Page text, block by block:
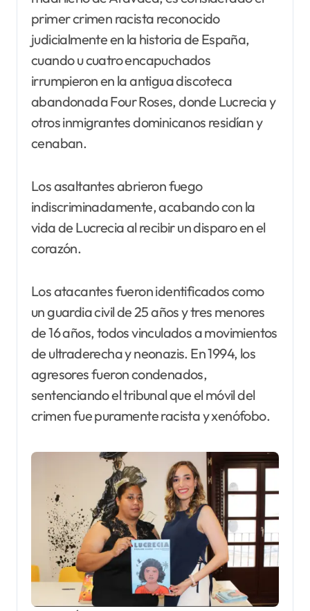
primer crimen racista reconocido
judicialmente en la historia de España,
cuando u cuatro encapuchados
irrumpieron en la antigua discoteca
abandonada Four Roses, donde Lucrecia y
otros inmigrantes dominicanos residían y
cenaban.
Los asaltantes abrieron fuego
indiscriminadamente, acabando con la
vida de Lucrecia al recibir un disparo en el
corazón.
Los atacantes fueron identificados como
un guardia civil de 25 años y tres menores
de 16 años, todos vinculados a movimientos
de ultraderecha y neonazis. En 1994, los
agresores fueron condenados,
sentenciando el tribunal que el móvil del
crimen fue puramente racista y xenófobo.